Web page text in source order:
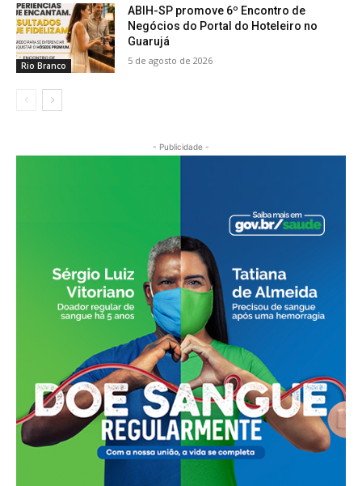
Rio Branco
ABIH-SP promove 6º Encontro de
Negócios do Portal do Hoteleiro no
Guarujá
5 de agosto de 2026
- Publicidade -